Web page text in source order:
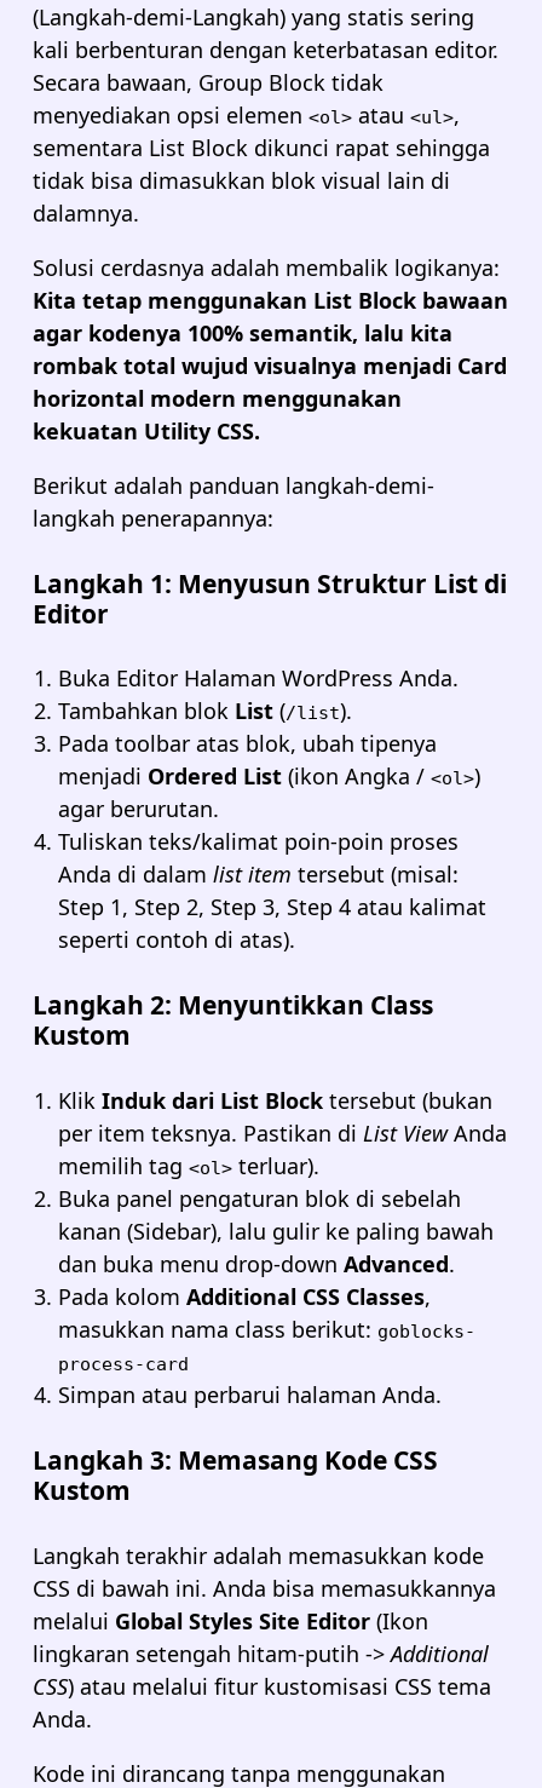
(Langkah-demi-Langkah) yang statis sering
kali berbenturan dengan keterbatasan editor.
Secara bawaan, Group Block tidak
menyediakan opsi elemen <ol>atau <ul>,
sementara List Block dikunci rapat sehingga
tidak bisa dimasukkan blok visual lain di
dalamnya.
Solusi cerdasnya adalah membalik logikanya:
Kita tetap menggunakan List Block bawaan
agar kodenya 100% semantik, lalu kita
rombak total wujud visualnya menjadi Card
horizontal modern menggunakan
kekuatan Utility CSS.
Berikut adalah panduan langkah-demi-
langkah penerapannya:
Langkah 1: Menyusun Struktur List di
Editor
Buka Editor Halaman WordPress Anda.
Tambahkan blok List(/list).
Pada toolbar atas blok, ubah tipenya
menjadi Ordered List(ikon Angka / <ol>)
agar berurutan.
Tuliskan teks/kalimat poin-poin proses
Anda di dalam list item tersebut (misal:
Step 1, Step 2, Step 3, Step 4 atau kalimat
seperti contoh di atas).
Langkah 2: Menyuntikkan Class
Kustom
Klik Induk dari List Blocktersebut (bukan
per item teksnya. Pastikan di List ViewAnda
memilih tag <ol>terluar).
Buka panel pengaturan blok di sebelah
kanan (Sidebar), lalu gulir ke paling bawah
dan buka menu drop-down Advanced.
Pada kolom Additional CSS Classes,
masukkan nama class berikut: goblocks-
process-card
Simpan atau perbarui halaman Anda.
Langkah 3: Memasang Kode CSS
Kustom
Langkah terakhir adalah memasukkan kode
CSS di bawah ini. Anda bisa memasukkannya
melalui Global Styles Site Editor(Ikon
lingkaran setengah hitam-putih ->Additional
CSS) atau melalui fitur kustomisasi CSS tema
Anda.
Kode ini dirancang tanpa menggunakan